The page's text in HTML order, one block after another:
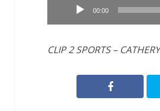
00:00
CLIP 2 SPORTS –